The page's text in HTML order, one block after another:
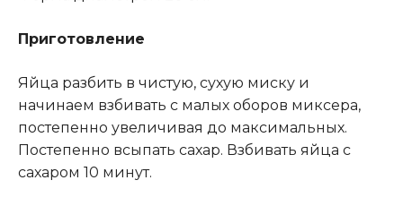
Приготовление
Яйца разбить в чистую, сухую миску и
начинаем взбивать с малых оборов миксера,
постепенно увеличивая до максимальных.
Постепенно всыпать сахар. Взбивать яйца с
сахаром 10 минут.